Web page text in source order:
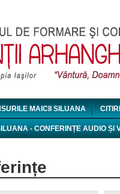
MAICII SILUANA
- CONFERINȚE AUDIO ȘI